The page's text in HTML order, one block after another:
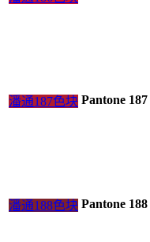
潘通187色块 Pantone 187
潘通188色块 Pantone 188